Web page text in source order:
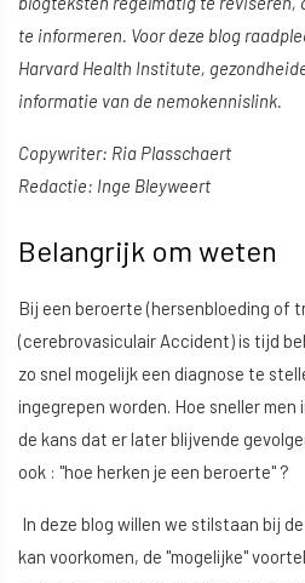
te informeren. Voor deze blog
Harvard Health Institute,
informatie van de nemokennislink.
Copywriter: Ria Plasschaert
Redactie: Inge Bleyweert
Belangrijk om weten
Bij een beroerte (hersenbloeding of
(cerebrovasiculair Accident) is tijd
zo snel mogelijk een diagnose te
ingegrepen worden. Hoe sneller
de kans dat er later blijvende
ook : "hoe herken je een beroerte" ?
In deze blog willen we stilstaan bij
kan voorkomen, de "mogelijke"